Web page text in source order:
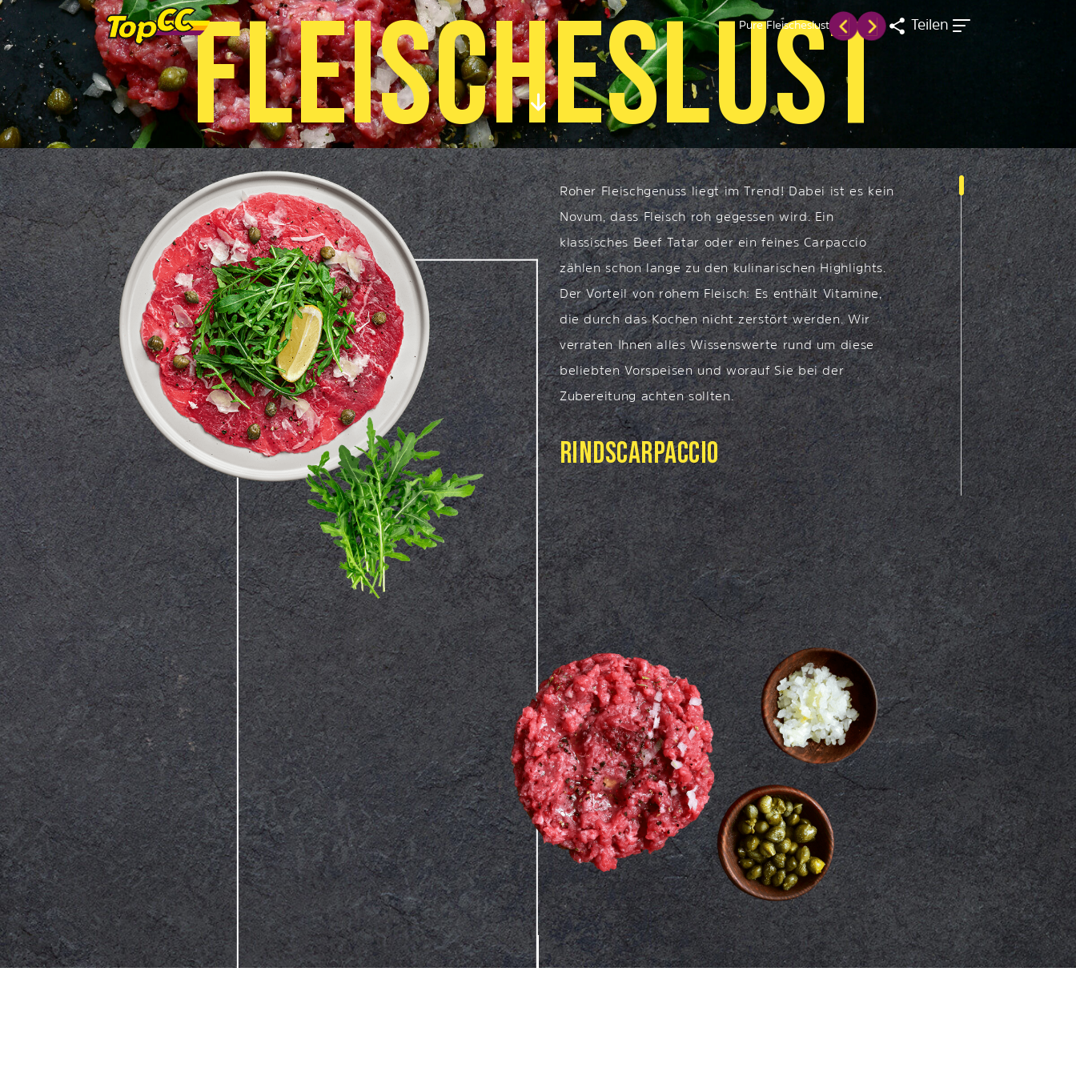
Pure Fleischeslust Teilen
FLEISCHESLUST
Roher Fleischgenuss liegt im Trend! Dabei ist es kein
Novum, dass Fleisch roh gegessen wird. Ein
klassisches Beef Tatar oder ein feines Carpaccio
zählen schon lange zu den kulinarischen Highlights.
Der Vorteil von rohem Fleisch: Es enthält Vitamine,
die durch das Kochen nicht zerstört werden. Wir
verraten Ihnen alles Wissenswerte rund um diese
beliebten Vorspeisen und worauf Sie bei der
Zubereitung achten sollten.
RINDSCARPACCIO
Wer kennt es nicht? Rohes Rindfleisch, hauchdünn
geschnitten, garniert mit Rucola, Olivenöl und
Parmesan – das Carpaccio ist eine der beliebtesten
Vorspeisen weltweit. Es vereint Tradition und
Eleganz in einem einfachen, fett- und kalorienarmen
Gericht. Im Original wurde das Carpaccio mit einer
MayonnaiseSauce serviert, heute wird eine leichtere
Variante bevorzugt.
WER HAT DAS CARPACCIO ERFUNDEN?
1950 servierte Giuseppe Cipriani, Chef von der
«Harry's Bar» in Venedig, erstmals fein
aufgeschnittene Scheiben vom Rinderfilet unter dem
Namen Carpaccio. Die Contessa Amalia Nani
Mocenigo, Stammgast im Kultrestaurant, war die
Inspiration für den Klassiker. Deren Arzt hatte ihr aus
gesundheitlichen Gründen gekochtes oder
gebratenes Fleisch verboten. Daraufhin entwickelte
Cipriani für sie die berühmte Vorspeise aus rohem